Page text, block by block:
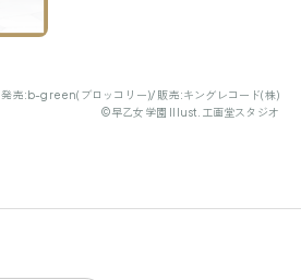
発売:b-green(ブロッコリー)/ 販売:キングレコード(株)
©早乙女学園 Illust.工画堂スタジオ